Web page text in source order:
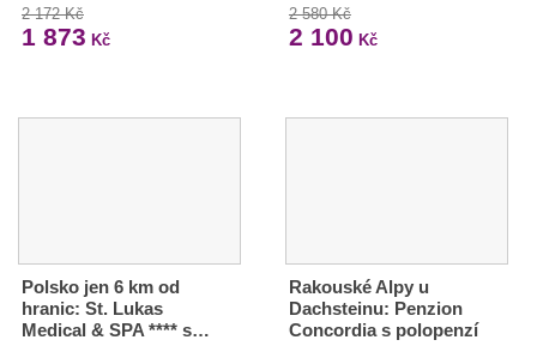
2 172 Kč
1 873 Kč
2 580 Kč
2 100 Kč
Polsko jen 6 km od
hranic: St. Lukas
Medical & SPA **** s…
Rakouské Alpy u
Dachsteinu: Penzion
Concordia s polopenzí